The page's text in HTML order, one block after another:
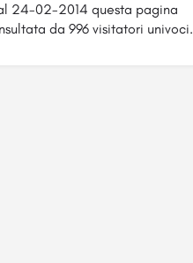
24-02-2014 questa pagina
da 996 visitatori univoci.